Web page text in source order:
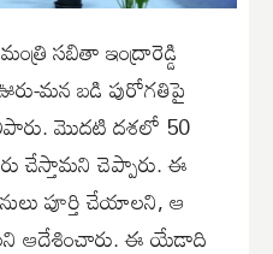
సబితా ఇంద్రారెడ్డి
మన బడి పురోగతిపై
మొదటి దశలో 50
చేస్తామని చెప్పారు. ఈ
పూర్తి చేయాలని, ఆ
ఆదేశించారు. ఈ యేడాది